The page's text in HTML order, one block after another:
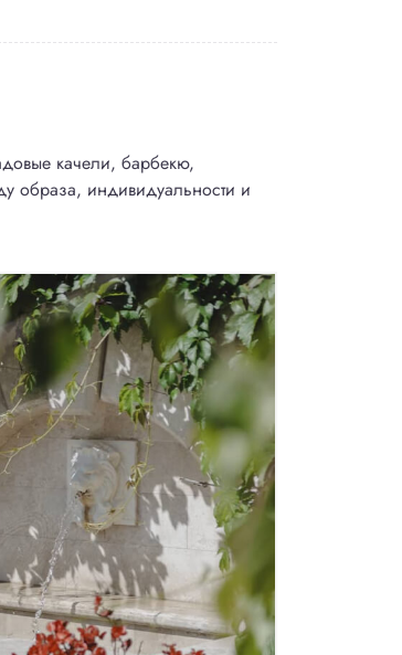
стоимость
качели, барбекю,
образа, индивидуальности и